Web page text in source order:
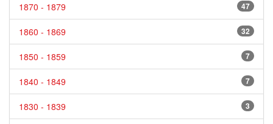
47
1870 - 1879
32
1860 - 1869
7
1850 - 1859
7
1840 - 1849
3
1830 - 1839